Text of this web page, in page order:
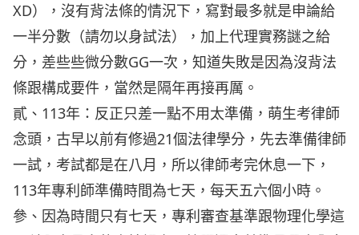
XD），沒有背法條的情況下，寫對最多就是申論給
一半分數（請勿以身試法），加上代理實務謎之給
分，差些些微分數GG一次，知道失敗是因為沒背法
條跟構成要件，當然是隔年再接再厲。
貳、113年：反正只差一點不用太準備，萌生考律師
念頭，古早以前有修過21個法律學分，先去準備律師
一試，考試都是在八月，所以律師考完休息一下，
113年專利師準備時間為七天，每天五六個小時。
參、因為時間只有七天，專利審查基準跟物理化學這